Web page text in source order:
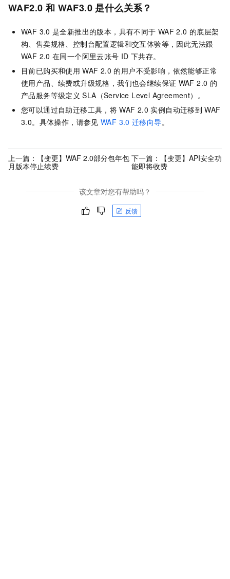
WAF2.0 和 WAF3.0 是什么关系？
WAF 3.0 是全新推出的版本，具有不同于 WAF 2.0 的底层架
构、售卖规格、控制台配置逻辑和交互体验等，因此无法跟
WAF 2.0 在同一个阿里云账号 ID 下共存。
目前已购买和使用 WAF 2.0 的用户不受影响，依然能够正常
使用产品、续费或升级规格，我们也会继续保证 WAF 2.0 的
产品服务等级定义 SLA（Service Level Agreement）。
您可以通过自助迁移工具，将 WAF 2.0 实例自动迁移到 WAF
3.0。具体操作，请参见 WAF 3.0 迁移向导 。
上一篇：
【变更】WAF 2.0部分包年包
月版本停止续费
下一篇：
【变更】API安全功
能即将收费
该文章对您有帮助吗？
反馈